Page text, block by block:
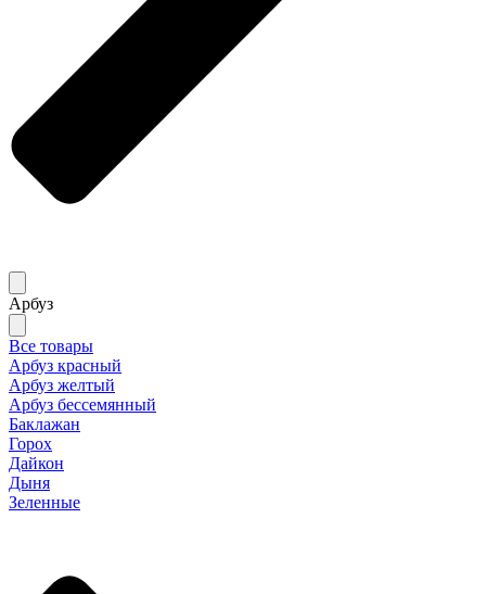
Арбуз
Все товары
Арбуз красный
Арбуз желтый
Арбуз бессемянный
Баклажан
Горох
Дайкон
Дыня
Зеленные